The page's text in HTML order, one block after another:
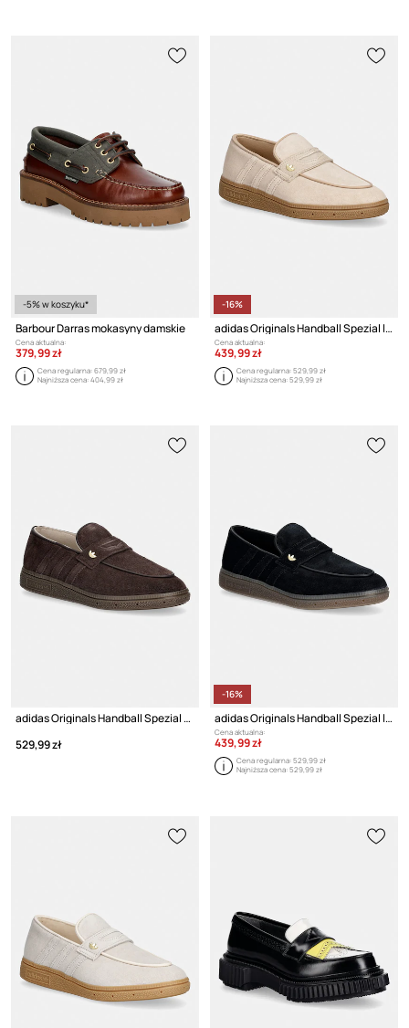
-5% w koszyku*
Barbour Darras mokasyny damskie
Cena aktualna:
379,99 zł
Cena regularna:679,99 zł
Najniższa cena:404,99 zł
-16%
adidas Originals Handball Spezial lordsy damskie zamszowe
Cena aktualna:
439,99 zł
Cena regularna:529,99 zł
Najniższa cena:529,99 zł
adidas Originals Handball Spezial Loafer lordsy damskie zamszowe
529,99 zł
-16%
adidas Originals Handball Spezial lordsy damskie zamszowe
Cena aktualna:
439,99 zł
Cena regularna:529,99 zł
Najniższa cena:529,99 zł